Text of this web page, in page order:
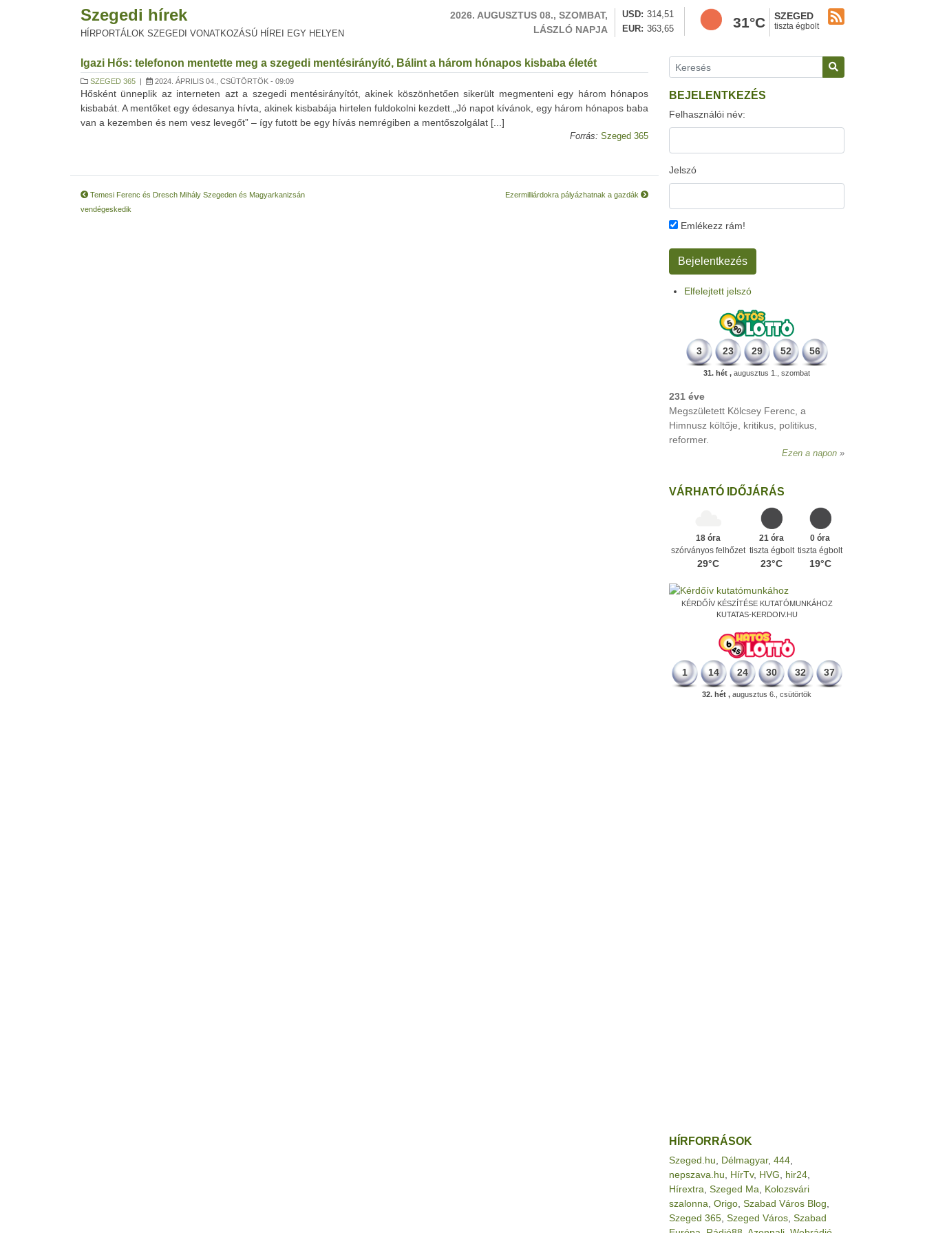
Szegedi hírek
HÍRPORTÁLOK SZEGEDI VONATKOZÁSÚ HÍREI EGY HELYEN
2026. AUGUSZTUS 08., SZOMBAT,
LÁSZLÓ NAPJA
USD
314,51
EUR
363,65 31°C SZEGED
tiszta égbolt
Igazi Hős: telefonon mentette meg a szegedi mentésirányító, Bálint a három hónapos kisbaba életét
SZEGED 365 | 2024. ÁPRILIS 04., CSÜTÖRTÖK - 09:09
Hősként ünneplik az interneten azt a szegedi mentésirányítót, akinek köszönhetően sikerült megmenteni egy három hónapos
kisbabát. A mentőket egy édesanya hívta, akinek kisbabája hirtelen fuldokolni kezdett.„Jó napot kívánok, egy három hónapos baba
van a kezemben és nem vesz levegőt” – így futott be egy hívás nemrégiben a mentőszolgálat [...]
Forrás: Szeged 365
Temesi Ferenc és Dresch Mihály Szegeden és Magyarkanizsán
vendégeskedik
Ezermilliárdokra pályázhatnak a gazdák
BEJELENTKEZÉS
Felhasználói név:
Jelszó
Emlékezz rám!
Elfelejtett jelszó
3 23 29 52 56
31. hét , augusztus 1., szombat
VÁRHATÓ IDŐJÁRÁS
18 óra
szórványos felhőzet
29°C
21 óra
tiszta égbolt
23°C
0 óra
tiszta égbolt
19°C
KÉRDŐÍV KÉSZÍTÉSE KUTATÓMUNKÁHOZ
KUTATAS-KERDOIV.HU
1 14 24 30 32 37
32. hét , augusztus 6., csütörtök
HÍRFORRÁSOK
Szeged.hu Délmagyar, 444
nepszava.hu
HírTv, HVG hir24
Hírextra Szeged Ma
Kolozsvári
szalonna Origo Szabad Város Blog
Szeged 365 Szeged Város Szabad